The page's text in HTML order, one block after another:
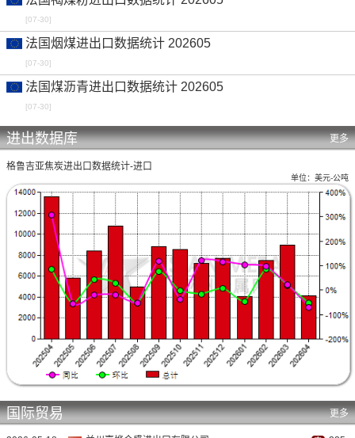
[07-30]
法国烟煤进出口数据统计 202605
[07-30]
法国煤沥青进出口数据统计 202605
[07-30]
进出数据库 更多
格鲁吉亚焦炭进出口数据统计-进口
单位：美元-公吨
国际贸易 更多